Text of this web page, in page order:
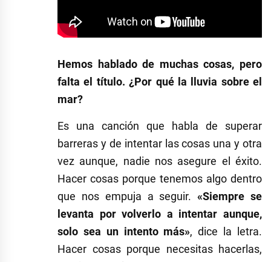
Hemos hablado de muchas cosas, pero
falta el título. ¿Por qué la lluvia sobre el
mar?
Es una canción que habla de superar
barreras y de intentar las cosas una y otra
vez aunque, nadie nos asegure el éxito.
Hacer cosas porque tenemos algo dentro
que nos empuja a seguir.«Siempre se
levanta por volverlo a intentar aunque,
solo sea un intento más», dice la letra.
Hacer cosas porque necesitas hacerlas,